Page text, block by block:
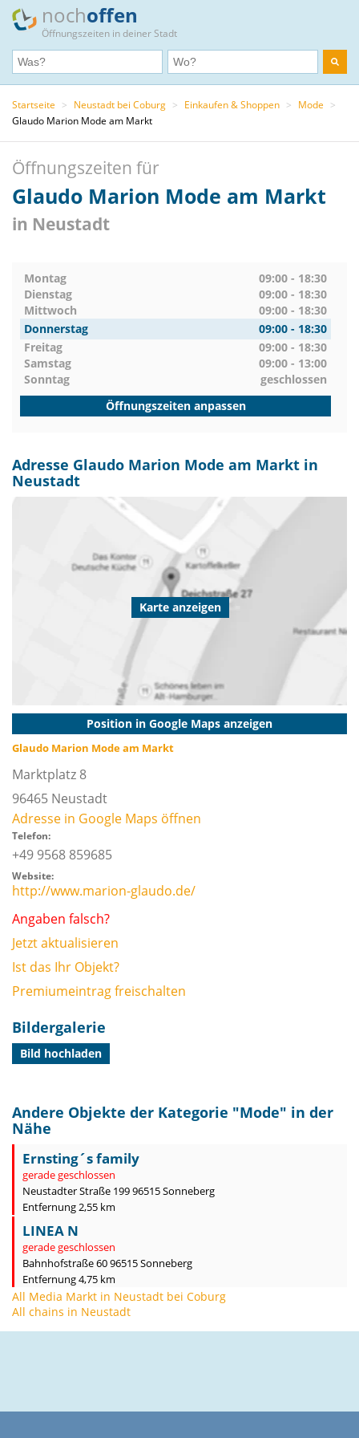
nochoffen
Öffnungszeiten in deiner Stadt
Startseite > Neustadt bei Coburg > Einkaufen & Shoppen > Mode >
Glaudo Marion Mode am Markt
Öffnungszeiten für
Glaudo Marion Mode am Markt
in Neustadt
Montag
09:00 - 18:30
Dienstag
09:00 - 18:30
Mittwoch
09:00 - 18:30
Donnerstag
09:00 - 18:30
Freitag
09:00 - 18:30
Samstag
09:00 - 13:00
Sonntag
geschlossen
Öffnungszeiten anpassen
Adresse Glaudo Marion Mode am Markt in
Neustadt
Karte anzeigen
Position in Google Maps anzeigen
Glaudo Marion Mode am Markt
Marktplatz 8
96465 Neustadt
Adresse in Google Maps öffnen
Telefon:
+49 9568 859685
Website:
http://www.marion-glaudo.de/
Angaben falsch?
Jetzt aktualisieren
Ist das Ihr Objekt?
Premiumeintrag freischalten
Bildergalerie
Bild hochladen
Andere Objekte der Kategorie "Mode" in der
Nähe
Ernsting´s family
gerade geschlossen
Neustadter Straße 199 96515 Sonneberg
Entfernung 2,55 km
LINEA N
gerade geschlossen
Bahnhofstraße 60 96515 Sonneberg
Entfernung 4,75 km
All Media Markt in Neustadt bei Coburg
All chains in Neustadt